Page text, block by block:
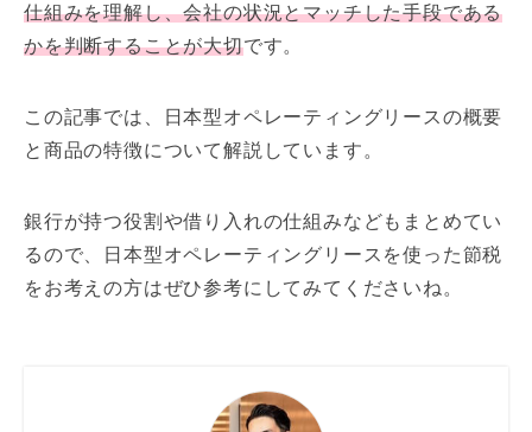
仕組みを理解し、会社の状況とマッチした手段である
かを判断することが大切です。
この記事では、日本型オペレーティングリースの概要
と商品の特徴について解説しています。
銀行が持つ役割や借り入れの仕組みなどもまとめてい
るので、日本型オペレーティングリースを使った節税
をお考えの方はぜひ参考にしてみてくださいね。